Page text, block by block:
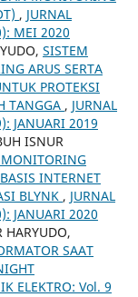
, JURNAL
MEI 2020
SISTEM
ARUS SERTA
PROTEKSI
TANGGA , JURNAL
JANUARI 2019
ISNUR
MONITORING
INTERNET
BLYNK , JURNAL
JANUARI 2020
HARYUDO,
SAAT
ELEKTRO: Vol. 9